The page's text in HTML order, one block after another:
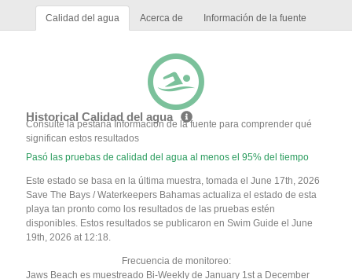
Calidad del agua Acerca de Información de la fuente
Historical Calidad del agua
Consulte la pestaña Información de la fuente para comprender qué
significan estos resultados
Pasó las pruebas de calidad del agua al menos el 95% del tiempo
Este estado se basa en la última muestra, tomada el June 17th, 2026
Save The Bays / Waterkeepers Bahamas actualiza el estado de esta
playa tan pronto como los resultados de las pruebas estén
disponibles. Estos resultados se publicaron en Swim Guide el June
19th, 2026 at 12:18.
Frecuencia de monitoreo:
Jaws Beach es muestreado Bi-Weekly de January 1st a December